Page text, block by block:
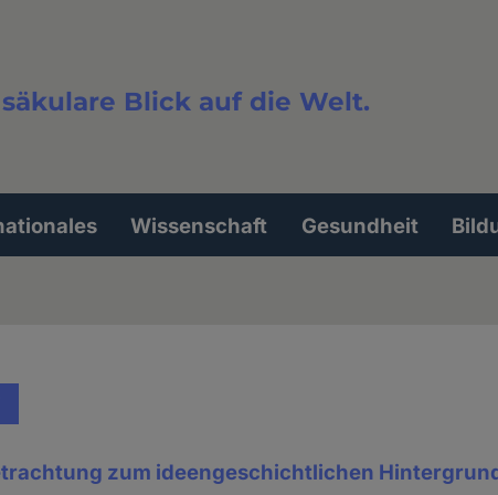
Blick auf die Welt.
Wissenschaft Gesundheit
zum ideengeschichtlichen